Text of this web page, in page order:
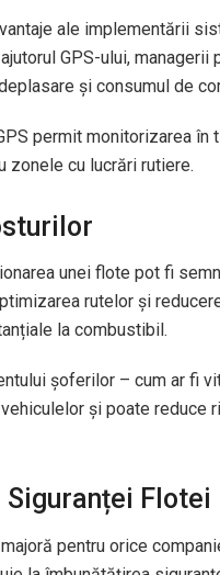
ale implementării
GPS-ului,
și consumul de
permit monitorizarea
zonele cu lucrări rutiere.
unei flote pot fi
rutelor și
la combustibil.
șoferilor – cum ar fi
și poate
Flotei
pentru orice